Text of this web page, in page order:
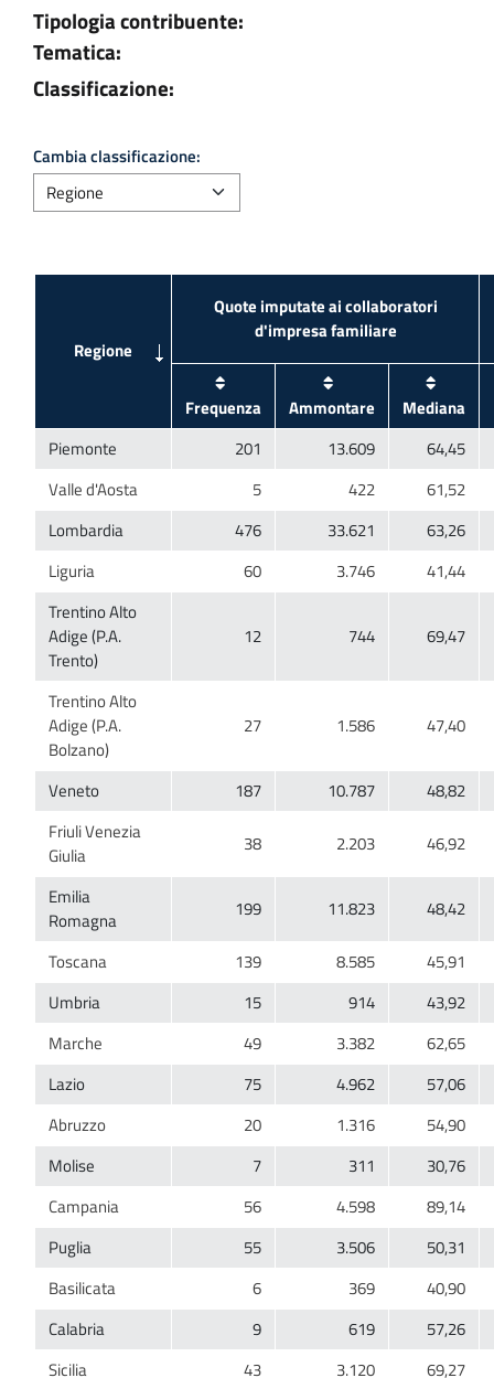
Tipologia contribuente:
Tematica:
Classificazione:
Cambia classificazione:
Quote imputate ai collaboratori
Trentino Alto
Adige (P.A.
Trentino Alto
Adige (P.A.
Friuli Venezia
Emilia